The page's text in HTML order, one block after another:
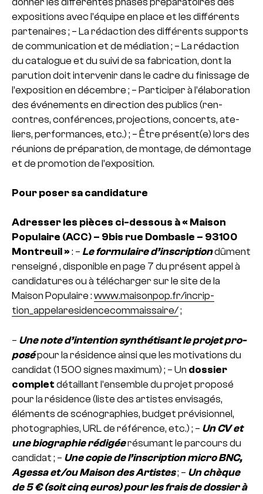
expo­si­tions avec l’équipe en place et les dif­fé­rents
par­te­nai­res ; – La rédac­tion des dif­fé­rents sup­ports
de com­mu­ni­ca­tion et de média­tion ; – La rédac­tion
du cata­lo­gue et du suivi de sa fabri­ca­tion, dont la
paru­tion doit inter­ve­nir dans le cadre du finis­sage de
l’expo­si­tion en décem­bre ; – Participer à l’élaboration
des événements en direc­tion des publics (ren­
contres, confé­ren­ces, pro­jec­tions, concerts, ate­
liers, per­for­man­ces, etc.) ; – Être pré­sent(e) lors des
réu­nions de pré­pa­ra­tion, de mon­tage, de démon­tage
et de pro­mo­tion de l’expo­si­tion.
Pour poser sa candidature
Adresser les pièces ci-des­sous à « Maison
Populaire (ACC) – 9bis rue Dombasle – 93100
Montreuil » : – Le for­mu­laire d’ins­crip­tiondûment
ren­sei­gné , dis­po­ni­ble en page 7 du pré­sent appel à
can­di­da­tu­res ou à télé­char­ger sur le site de la
Maison Populaire : www.mai­son­pop.fr/incrip­
tion_appe­la­re­si­den­ce­com­mais­saire/;
– Une note d’inten­tion syn­thé­ti­sant le projet pro­
posépour la rési­dence ainsi que les moti­va­tions du
can­di­dat (1 500 signes maxi­mum) ; – Un dos­sier
com­plet détaillant l’ensem­ble du projet pro­posé
pour la rési­dence (liste des artis­tes envi­sa­gés,
éléments de scé­no­gra­phies, budget pré­vi­sion­nel,
pho­to­gra­phies, URL de réfé­rence, etc.) ; – Un CV et
une bio­gra­phie rédi­géerésu­mant le par­cours du
can­di­dat ; – Une copie de l’ins­crip­tion micro BNC,
Agessa et/ou Maison des Artistes; – Un chèque
de 5 € (soit cinq euros) pour les frais de dos­sier à